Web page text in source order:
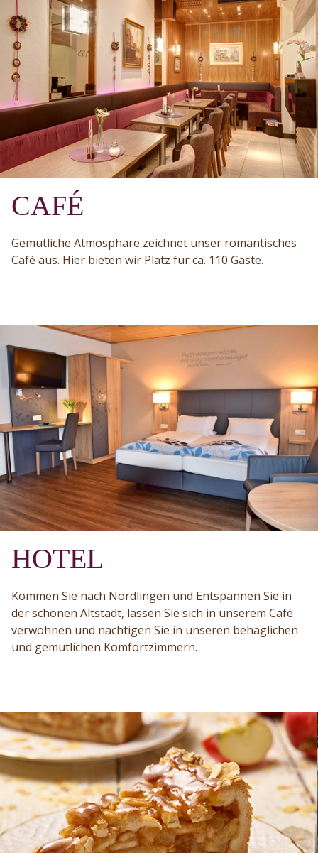
CAFÉ
Gemütliche Atmosphäre zeichnet unser romantisches
Café aus. Hier bieten wir Platz für ca. 110 Gäste.
HOTEL
Kommen Sie nach Nördlingen und Entspannen Sie in
der schönen Altstadt, lassen Sie sich in unserem Café
verwöhnen und nächtigen Sie in unseren behaglichen
und gemütlichen Komfortzimmern.